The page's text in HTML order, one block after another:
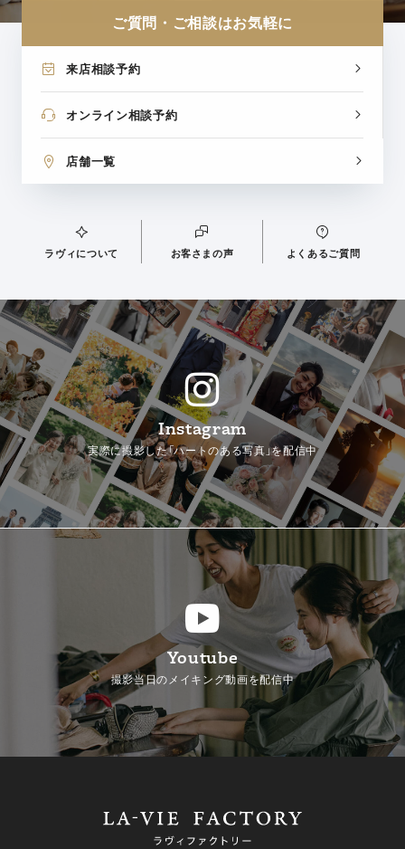
ご質問・ご相談はお気軽に
来店相談予約
オンライン相談予約
店舗一覧
ラヴィについて お客さまの声 よくあるご質問
Instagram
実際に撮影した「ハートのある写真」を配信中
Youtube
撮影当日のメイキング動画を配信中